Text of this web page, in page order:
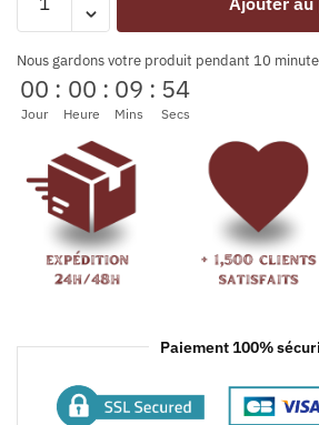
Nous gardons votre produit pendant 10
00
Jour
: 00
Heure
: 09
Mins
: 53
Secs
Paiement 100%